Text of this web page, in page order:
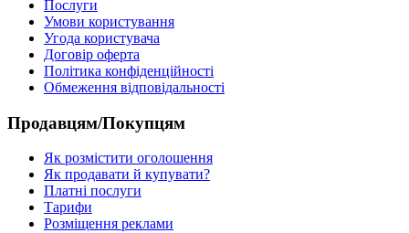
Послуги
Умови користування
Угода користувача
Договір оферта
Політика конфіденційності
Обмеження відповідальності
Продавцям/Покупцям
Як розмістити оголошення
Як продавати й купувати?
Платні послуги
Тарифи
Розміщення реклами